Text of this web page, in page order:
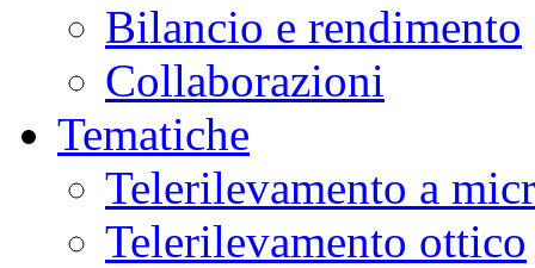
Bilancio e rendimento
Collaborazioni
Tematiche
Telerilevamento a
Telerilevamento ottico